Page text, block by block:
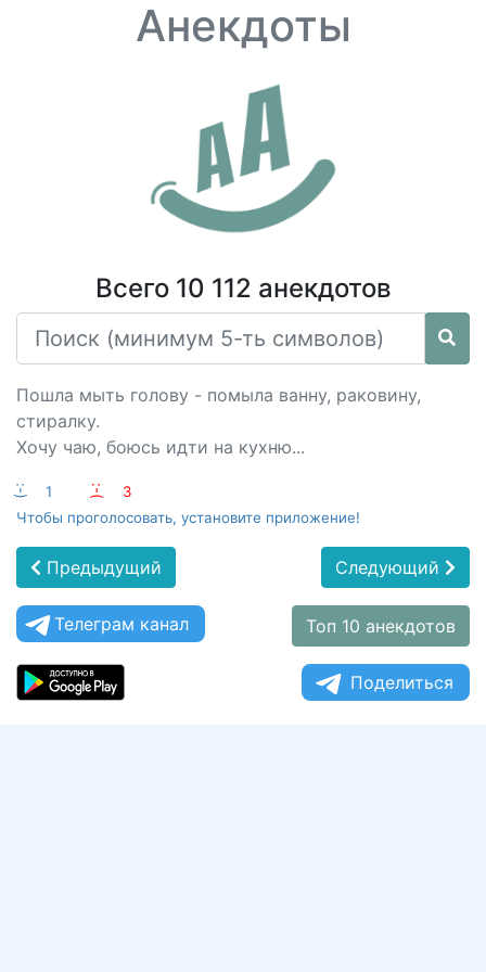
Анекдоты
Всего 10 112 анекдотов
Пошла мыть голову - помыла ванну, раковину,
стиралку.
Хочу чаю, боюсь идти на кухню...
:-) 1 :-(
3
Чтобы проголосовать, установите приложение!
Предыдущий Следующий
Телеграм канал Топ 10 анекдотов
Поделиться